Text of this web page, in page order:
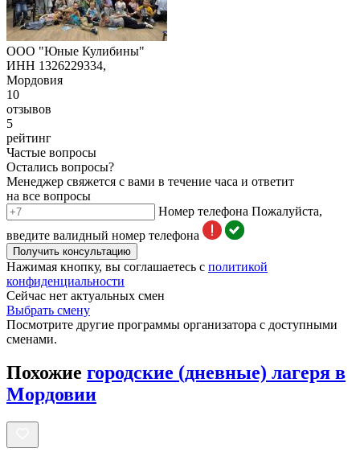
ООО "Юные Кулибины"
ИНН 1326229334,
Мордовия
10
отзывов
5
рейтинг
Частые вопросы
Остались вопросы?
Менеджер свяжется с вами в течение часа и ответит
на все вопросы
Номер телефона Пожалуйста,
введите валидный номер телефона
Получить консультацию
Нажимая кнопку, вы соглашаетесь с политикой
конфиденциальности
Сейчас нет актуальных смен
Выбрать смену
Посмотрите другие программы организатора с доступными
сменами.
Похожие городские (дневные) лагеря в
Мордовии